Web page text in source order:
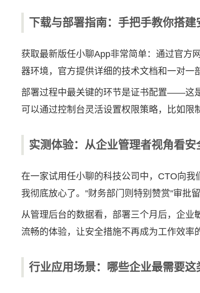
下载与部署指南：手把手教你搭建
获取最新版任小聊App非常简单：通过官方
器环境，官方提供详细的技术文档和一对一
部署过程中最关键的环节是证书配置——这
可以通过控制台灵活设置权限策略，比如限
实测体验：从企业管理者视角看安
在一家试用任小聊的科技公司中，CTO向
我彻底放心了。”财务部门则特别赞赏”审批
从管理后台的数据看，部署三个月后，企
流畅的体验，让安全措施不再成为工作效率
行业应用场景：哪些企业最需要这